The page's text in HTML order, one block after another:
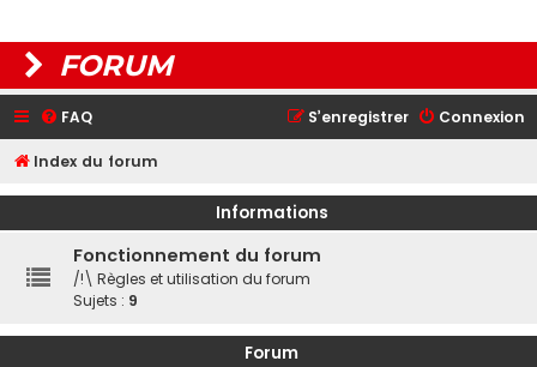
FORUM
FAQ Connexion
S’enregistrer
Index du forum
Informations
Fonctionnement du forum
/!\ Règles et utilisation du forum
Sujets : 9
Forum